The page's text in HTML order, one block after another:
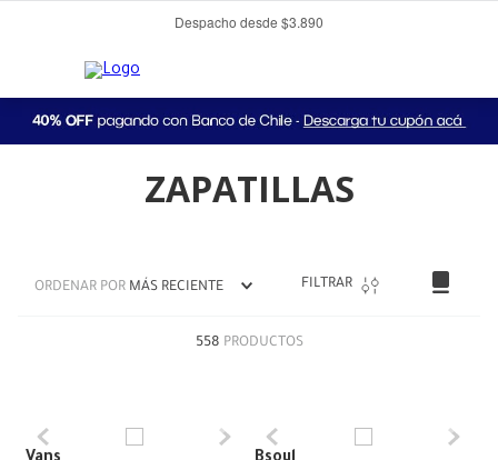
Despacho desde $3.890
ZAPATILLAS
ORDENAR POR MÁS RECIENTE FILTRAR
558 PRODUCTOS